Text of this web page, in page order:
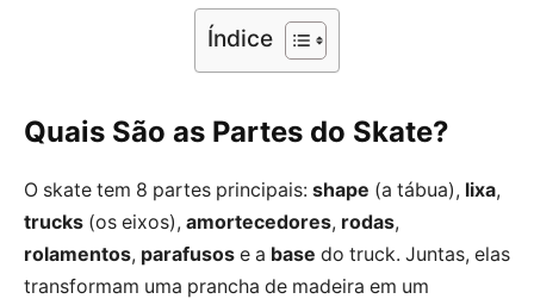
Índice
Quais São as Partes do Skate?
O skate tem 8 partes principais: shape (a tábua), lixa,
trucks (os eixos), amortecedores, rodas,
rolamentos, parafusos e a base do truck. Juntas, elas
transformam uma prancha de madeira em um